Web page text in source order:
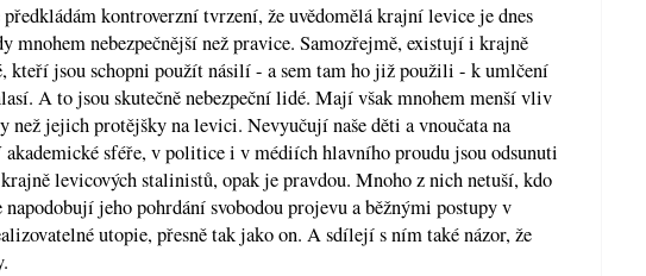
kontroverzní tvrzení, že uvědomělá krajní levice je dnes
mnohem nebezpečnější než pravice. Samozřejmě, existují i krajně
kteří jsou schopni použít násilí - a sem tam ho již použili - k umlčení
A to jsou skutečně nebezpeční lidé. Mají však mnohem menší vliv
než jejich protějšky na levici. Nevyučují naše děti a vnoučata na
akademické sféře, v politice i v médiích hlavního proudu jsou odsunuti
levicových stalinistů, opak je pravdou. Mnoho z nich netuší, kdo
jeho pohrdání svobodou projevu a běžnými postupy v
utopie, přesně tak jako on. A sdílejí s ním také názor, že